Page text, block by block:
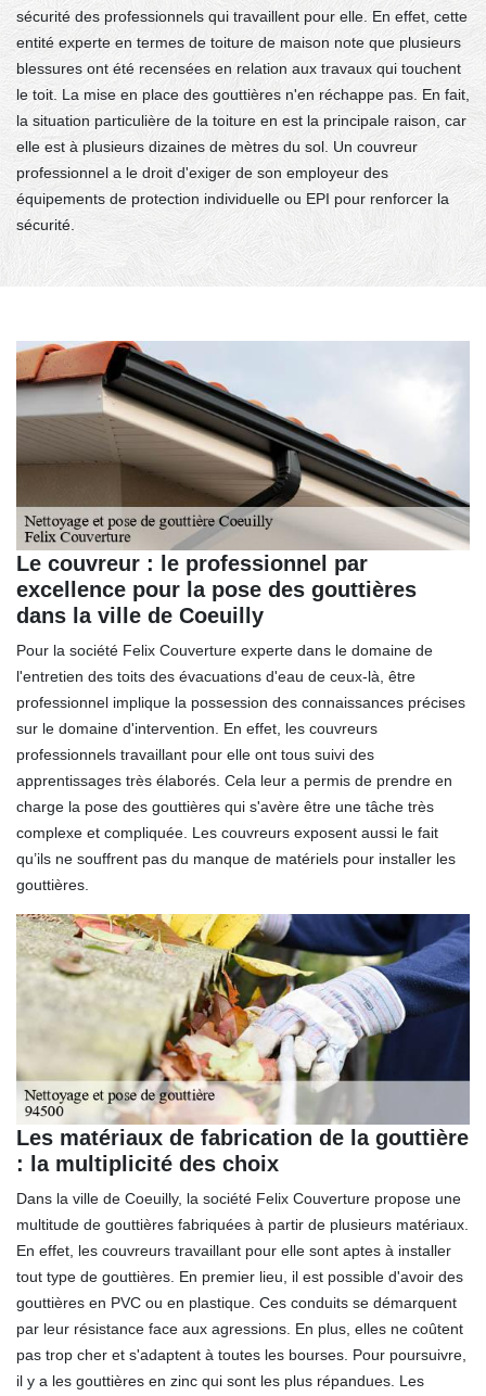
sécurité des professionnels qui travaillent pour elle. En effet, cette
entité experte en termes de toiture de maison note que plusieurs
blessures ont été recensées en relation aux travaux qui touchent
le toit. La mise en place des gouttières n'en réchappe pas. En fait,
la situation particulière de la toiture en est la principale raison, car
elle est à plusieurs dizaines de mètres du sol. Un couvreur
professionnel a le droit d'exiger de son employeur des
équipements de protection individuelle ou EPI pour renforcer la
sécurité.
Le couvreur : le professionnel par
excellence pour la pose des gouttières
dans la ville de Coeuilly
Pour la société Felix Couverture experte dans le domaine de
l'entretien des toits des évacuations d'eau de ceux-là, être
professionnel implique la possession des connaissances précises
sur le domaine d'intervention. En effet, les couvreurs
professionnels travaillant pour elle ont tous suivi des
apprentissages très élaborés. Cela leur a permis de prendre en
charge la pose des gouttières qui s'avère être une tâche très
complexe et compliquée. Les couvreurs exposent aussi le fait
qu’ils ne souffrent pas du manque de matériels pour installer les
gouttières.
Les matériaux de fabrication de la gouttière
: la multiplicité des choix
Dans la ville de Coeuilly, la société Felix Couverture propose une
multitude de gouttières fabriquées à partir de plusieurs matériaux.
En effet, les couvreurs travaillant pour elle sont aptes à installer
tout type de gouttières. En premier lieu, il est possible d'avoir des
gouttières en PVC ou en plastique. Ces conduits se démarquent
par leur résistance face aux agressions. En plus, elles ne coûtent
pas trop cher et s'adaptent à toutes les bourses. Pour poursuivre,
il y a les gouttières en zinc qui sont les plus répandues. Les